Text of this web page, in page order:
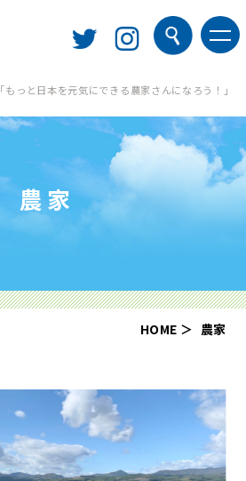
「もっと日本を元気にできる農家さんになろう！」
農家
HOME 農家